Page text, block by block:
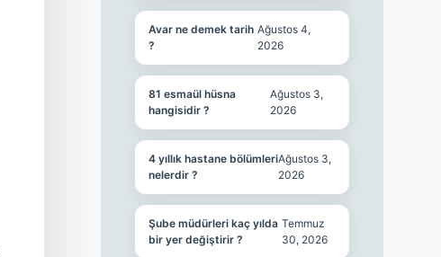
Avar ne demek tarih
?
Ağustos 4,
2026
81 esmaül hüsna
hangisidir ?
Ağustos 3,
2026
4 yıllık hastane bölümleri
nelerdir ?
Ağustos 3,
2026
Şube müdürleri kaç yılda
bir yer değiştirir ?
Temmuz
30, 2026